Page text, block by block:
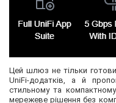
Цей шлюз не тільки
UniFi-додатків, а й
стильному та
мережеве рішення без